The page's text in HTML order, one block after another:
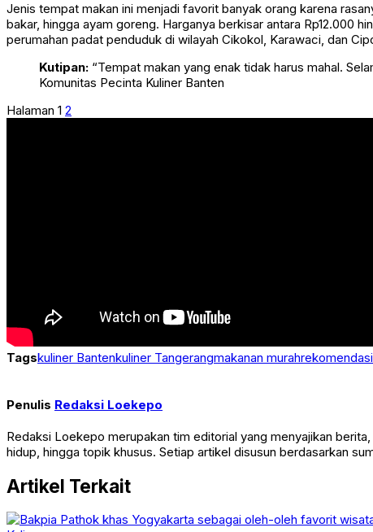
Jenis tempat makan ini menjadi favorit banyak orang karena
bakar, hingga ayam goreng. Harganya berkisar antara Rp12.000
perumahan padat penduduk di wilayah Cikokol, Karawaci, dan
Kutipan: “Tempat makan yang enak tidak harus mahal.
Komunitas Pecinta Kuliner Banten
Halaman 1 2
Tagskuliner Bantenkuliner Tangerangmakanan murah
Penulis Redaksi Loekepo
Redaksi Loekepo merupakan tim editorial yang menyajikan
hidup, hingga topik khusus. Setiap artikel disusun berdasarkan
Artikel Terkait